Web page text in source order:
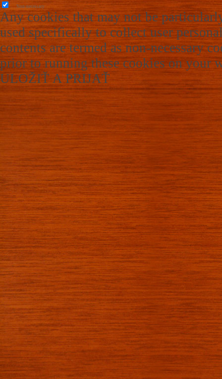
Non-necessary
Any cookies that may not be
used specifically to collect user
contents are termed as non-necessary
prior to running these cookies on your
ULOŽIŤ A PRIJAŤ